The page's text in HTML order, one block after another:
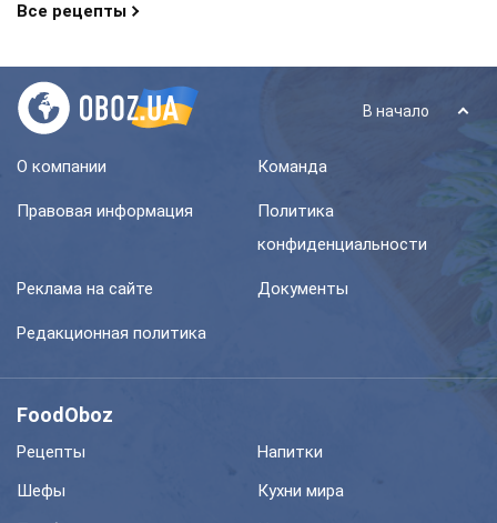
Все рецепты
В начало
О компании Команда
Правовая информация
Политика
конфиденциальности
Реклама на сайте Документы
Редакционная политика
FoodOboz
Рецепты
Напитки
Шефы
Кухни мира